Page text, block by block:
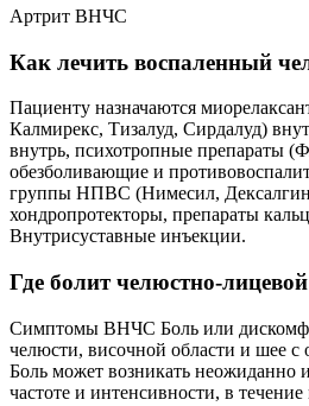
Артрит ВНЧС
Как лечить воспаленный
Пациенту назначаются
Калмирекс, Тизалуд, Сирдалуд)
внутрь, психотропные препараты
обезболивающие и
группы НПВС (Нимесил,
хондропротекторы, препараты
Внутрисуставные инъекции.
Где болит челюстно-лицевой
Симптомы ВНЧС Боль или
челюсти, височной области и шее с
Боль может возникать неожиданно
частоте и интенсивности, в течение